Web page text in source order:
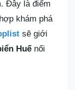
Đây là điểm
khám phá
sẽ giới
Huếnổi